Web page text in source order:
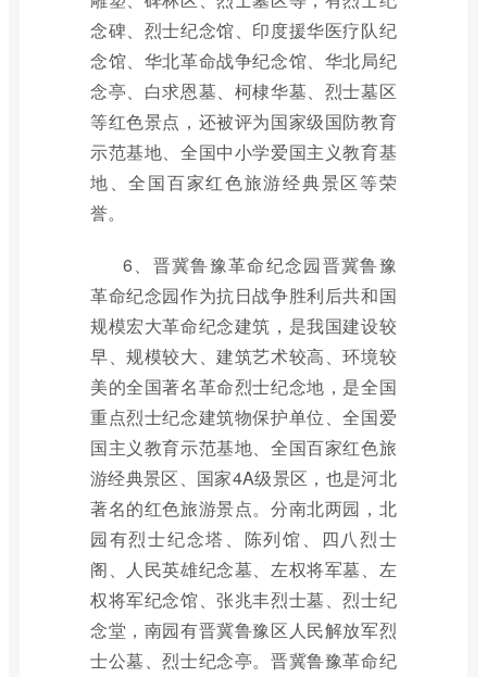
念碑、烈士纪念馆、印度援华医疗队纪
念馆、华北革命战争纪念馆、华北局纪
念亭、白求恩墓、柯棣华墓、烈士墓区
等红色景点，还被评为国家级国防教育
示范基地、全国中小学爱国主义教育基
地、全国百家红色旅游经典景区等荣
誉。
6、晋冀鲁豫革命纪念园晋冀鲁豫
革命纪念园作为抗日战争胜利后共和国
规模宏大革命纪念建筑，是我国建设较
早、规模较大、建筑艺术较高、环境较
美的全国著名革命烈士纪念地，是全国
重点烈士纪念建筑物保护单位、全国爱
国主义教育示范基地、全国百家红色旅
游经典景区、国家4A级景区，也是河北
著名的红色旅游景点。分南北两园，北
园有烈士纪念塔、陈列馆、四八烈士
阁、人民英雄纪念墓、左权将军墓、左
权将军纪念馆、张兆丰烈士墓、烈士纪
念堂，南园有晋冀鲁豫区人民解放军烈
士公墓、烈士纪念亭。晋冀鲁豫革命纪